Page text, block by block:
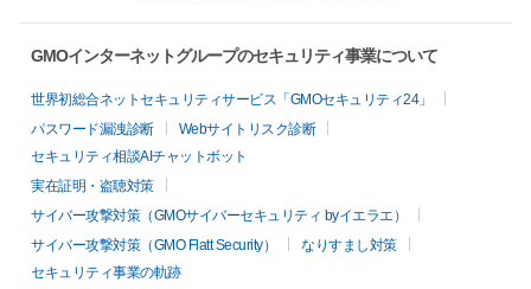
GMOインターネットグループのセキュリティ事業について
世界初総合ネットセキュリティサービス「GMOセキュリティ24」
パスワード漏洩診断
Webサイトリスク診断
セキュリティ相談AIチャットボット
実在証明・盗聴対策
サイバー攻撃対策（GMOサイバーセキュリティ byイエラエ）
サイバー攻撃対策（GMO Flatt Security）
なりすまし対策
セキュリティ事業の軌跡